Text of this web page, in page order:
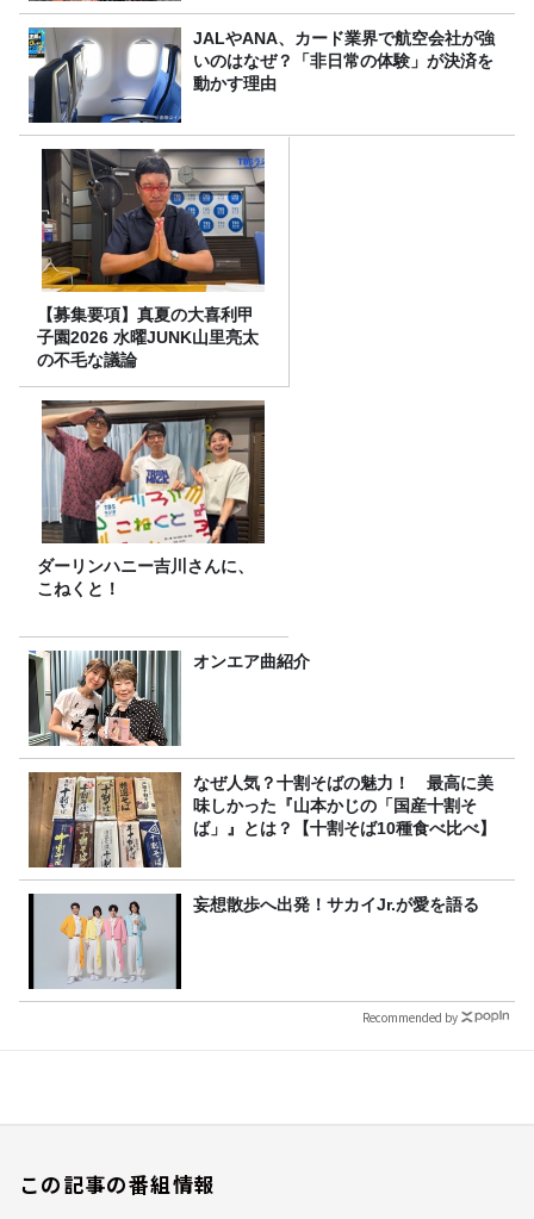
JALやANA、カード業界で航空会社が強
いのはなぜ？「非日常の体験」が決済を
動かす理由
【募集要項】真夏の大喜利甲
子園2026 水曜JUNK山里亮太
の不毛な議論
ダーリンハニー吉川さんに、
こねくと！
オンエア曲紹介
なぜ人気？十割そばの魅力！ 最高に美
味しかった『山本かじの「国産十割そ
ば」』とは？【十割そば10種食べ比べ】
妄想散歩へ出発！サカイJr.が愛を語る
Recommended by
この記事の番組情報